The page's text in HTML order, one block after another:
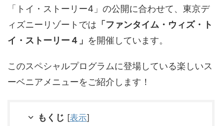
「トイ・ストーリー4」の公開に合わせて、東京デ
ィズニーリゾートでは 「ファンタイム・ウィズ・ト
イ・ストーリー４」 を開催しています。
このスペシャルプログラムに登場している楽しいス
ーベニアメニューをご紹介します！
もくじ [表示]